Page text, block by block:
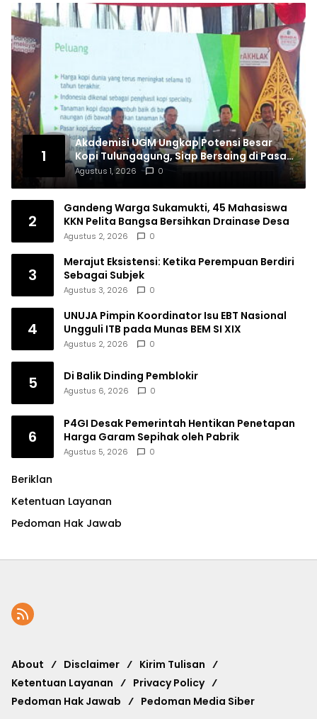
1
Akademisi UGM Ungkap Potensi Besar
Kopi Tulungagung, Siap Bersaing di Pasar
Nasional hingga Dunia
Agustus 1, 2026 0
2
Gandeng Warga Sukamukti, 45 Mahasiswa
KKN Pelita Bangsa Bersihkan Drainase Desa
Agustus 2, 2026 0
3
Merajut Eksistensi: Ketika Perempuan Berdiri
Sebagai Subjek
Agustus 3, 2026 0
4
UNUJA Pimpin Koordinator Isu EBT Nasional
Ungguli ITB pada Munas BEM SI XIX
Agustus 2, 2026 0
5 Di Balik Dinding Pemblokir
Agustus 6, 2026 0
6
P4GI Desak Pemerintah Hentikan Penetapan
Harga Garam Sepihak oleh Pabrik
Agustus 5, 2026 0
Beriklan
Ketentuan Layanan
Pedoman Hak Jawab
About Disclaimer
Kirim Tulisan
Ketentuan Layanan
Privacy Policy
Pedoman Hak Jawab
Pedoman Media Siber